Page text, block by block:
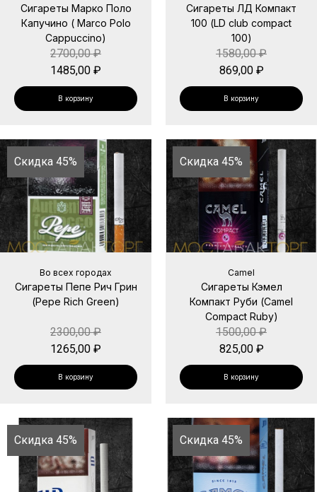
Сигареты Марко Поло
Капучино ( Marco Polo
Cappuccino)
2700,00₽
1485,00 ₽
В корзину
Сигареты ЛД Компакт
100 (LD club compact
100)
1580,00₽
869,00 ₽
В корзину
Скидка 45%
Во всех городах
Сигареты Пепе Рич Грин
(Pepe Rich Green)
2300,00₽
1265,00 ₽
В корзину
Скидка 45%
Camel
Сигареты Кэмел
Компакт Руби (Camel
Compact Ruby)
1500,00₽
825,00 ₽
В корзину
Скидка 45% Скидка 45%